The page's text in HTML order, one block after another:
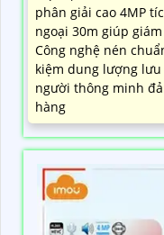
phân giải cao 4MP
ngoại 30m giúp
Công nghệ nén
kiệm dung lượng
người thông minh
hàng